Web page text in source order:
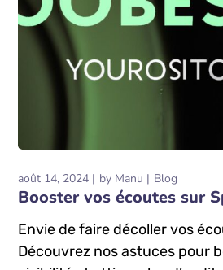
août 14, 2024 byManu Blog
Booster vos écoutes sur